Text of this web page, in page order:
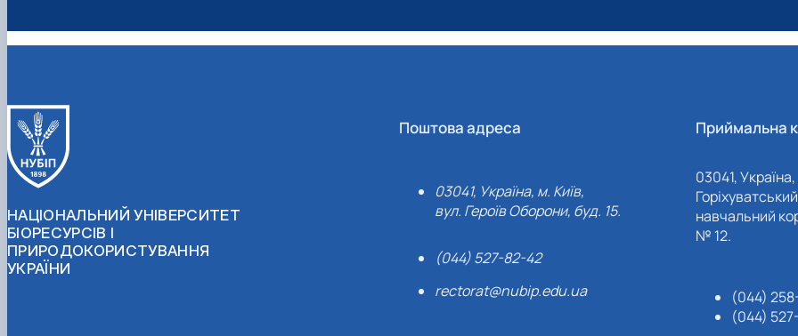
НАЦІОНАЛЬНИЙ УНІВЕРСИТЕТ
БІОРЕСУРСІВ І
ПРИРОДОКОРИСТУВАННЯ
УКРАЇНИ
Поштова адреса
03041, Україна, м. Київ,
вул. Героїв Оборони, буд. 15.
(044) 527-82-42
rectorat@nubip.edu.ua
Приймальна
03041,
навчальний
№ 12.
(044)
(044)